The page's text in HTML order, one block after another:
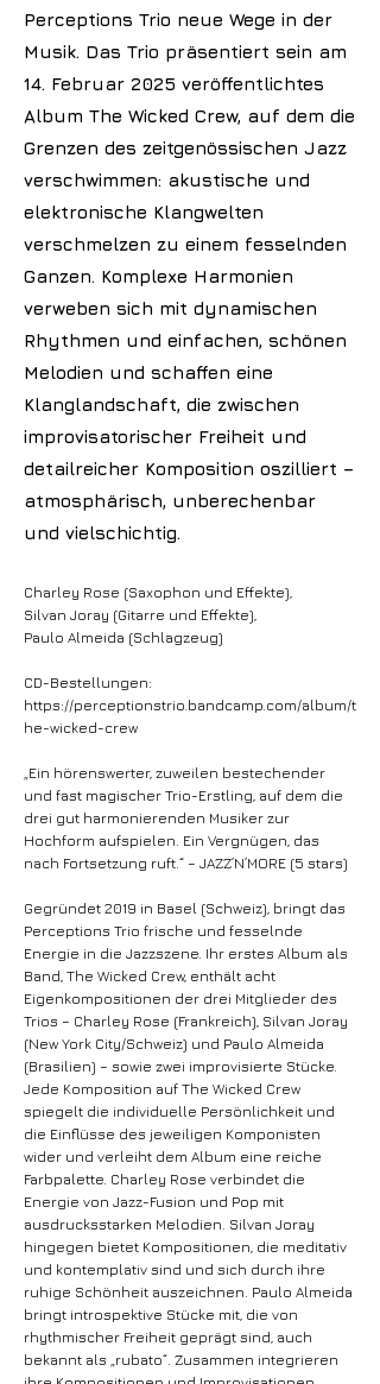
Perceptions Trio neue Wege in der
Musik. Das Trio präsentiert sein am
14. Februar 2025 veröffentlichtes
Album The Wicked Crew, auf dem die
Grenzen des zeitgenössischen Jazz
verschwimmen: akustische und
elektronische Klangwelten
verschmelzen zu einem fesselnden
Ganzen. Komplexe Harmonien
verweben sich mit dynamischen
Rhythmen und einfachen, schönen
Melodien und schaffen eine
Klanglandschaft, die zwischen
improvisatorischer Freiheit und
detailreicher Komposition oszilliert –
atmosphärisch, unberechenbar
und vielschichtig.
Charley Rose (Saxophon und Effekte),
Silvan Joray (Gitarre und Effekte),
Paulo Almeida (Schlagzeug)
CD-Bestellungen:
https://perceptionstrio.bandcamp.com/album/t
he-wicked-crew
„Ein hörenswerter, zuweilen bestechender
und fast magischer Trio-Erstling, auf dem die
drei gut harmonierenden Musiker zur
Hochform aufspielen. Ein Vergnügen, das
nach Fortsetzung ruft.“ – JAZZ’N’MORE (5 stars)
Gegründet 2019 in Basel (Schweiz), bringt das
Perceptions Trio frische und fesselnde
Energie in die Jazzszene. Ihr erstes Album als
Band, The Wicked Crew, enthält acht
Eigenkompositionen der drei Mitglieder des
Trios – Charley Rose (Frankreich), Silvan Joray
(New York City/Schweiz) und Paulo Almeida
(Brasilien) – sowie zwei improvisierte Stücke.
Jede Komposition auf The Wicked Crew
spiegelt die individuelle Persönlichkeit und
die Einflüsse des jeweiligen Komponisten
wider und verleiht dem Album eine reiche
Farbpalette. Charley Rose verbindet die
Energie von Jazz-Fusion und Pop mit
ausdrucksstarken Melodien. Silvan Joray
hingegen bietet Kompositionen, die meditativ
und kontemplativ sind und sich durch ihre
ruhige Schönheit auszeichnen. Paulo Almeida
bringt introspektive Stücke mit, die von
rhythmischer Freiheit geprägt sind, auch
bekannt als „rubato“. Zusammen integrieren